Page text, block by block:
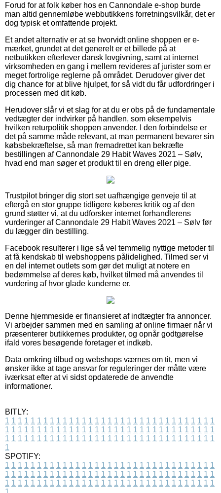
Forud for at folk køber hos en Cannondale e-shop burde
man altid gennemløbe webbutikkens forretningsvilkår, det er
dog typisk et omfattende projekt.
Et andet alternativ er at se hvorvidt online shoppen er e-
mærket, grundet at det generelt er et billede på at
netbutikken efterlever dansk lovgivning, samt at internet
virksomheden en gang i mellem revideres af jurister som er
meget fortrolige reglerne på området. Derudover giver det
dig chance for at blive hjulpet, for så vidt du får udfordringer i
processen med dit køb.
Herudover slår vi et slag for at du er obs på de fundamentale
vedtægter der indvirker på handlen, som eksempelvis
hvilken returpolitik shoppen anvender. I den forbindelse er
det på samme måde relevant, at man permanent bevarer sin
købsbekræftelse, så man fremadrettet kan bekræfte
bestillingen af Cannondale 29 Habit Waves 2021 – Sølv,
hvad end man søger et produkt til en dreng eller pige.
Trustpilot bringer dig stort set uafhængige genveje til at
eftergå en stor gruppe tidligere køberes kritik og af den
grund støtter vi, at du udforsker internet forhandlerens
vurderinger af Cannondale 29 Habit Waves 2021 – Sølv før
du lægger din bestilling.
Facebook resulterer i lige så vel temmelig nyttige metoder til
at få kendskab til webshoppens pålidelighed. Tilmed ser vi
en del internet outlets som gør det muligt at notere en
bedømmelse af deres køb, hvilket tilmed må anvendes til
vurdering af hvor glade kunderne er.
Denne hjemmeside er finansieret af indtægter fra annoncer.
Vi arbejder sammen med en samling af online firmaer når vi
præsenterer butikkernes produkter, og opnår godtgørelse
ifald vores besøgende foretager et indkøb.
Data omkring tilbud og webshops værnes om tit, men vi
ønsker ikke at tage ansvar for reguleringer der måtte være
iværksat efter at vi sidst opdaterede de anvendte
informationer.
BITLY:
1 1 1 1 1 1 1 1 1 1 1 1 1 1 1 1 1 1 1 1 1 1 1 1 1 1 1 1 1 1 1 1 1
1 1 1 1 1 1 1 1 1 1 1 1 1 1 1 1 1 1 1 1 1 1 1 1 1 1 1 1 1 1 1 1 1
1 1 1 1 1 1 1 1 1 1 1 1 1 1 1 1 1 1 1 1 1 1 1 1 1 1 1 1 1 1 1 1 1
1
SPOTIFY:
1 1 1 1 1 1 1 1 1 1 1 1 1 1 1 1 1 1 1 1 1 1 1 1 1 1 1 1 1 1 1 1 1
1 1 1 1 1 1 1 1 1 1 1 1 1 1 1 1 1 1 1 1 1 1 1 1 1 1 1 1 1 1 1 1 1
1 1 1 1 1 1 1 1 1 1 1 1 1 1 1 1 1 1 1 1 1 1 1 1 1 1 1 1 1 1 1 1 1